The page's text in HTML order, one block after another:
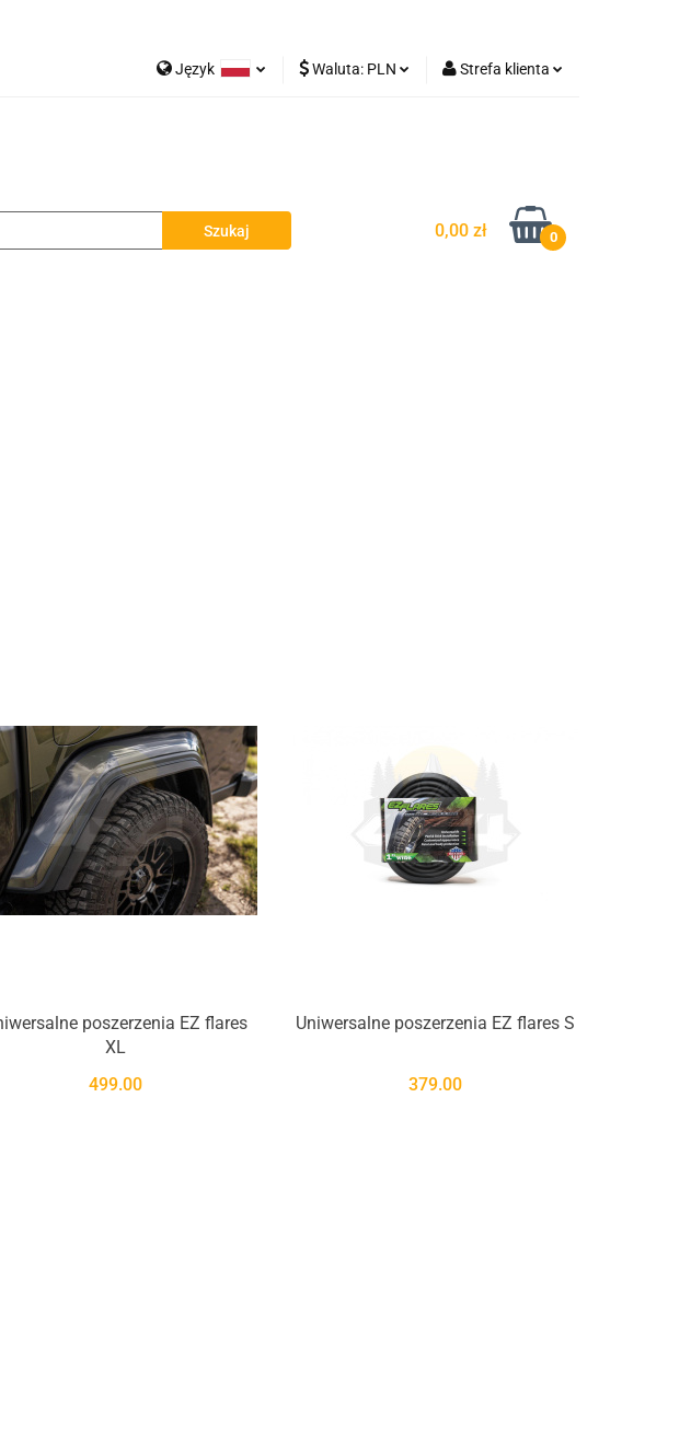
Język Waluta: PLN Strefa klienta
0,00 zł 0
poszerzenia EZ flares
XL
499.00
Uniwersalne poszerzenia EZ flares S
379.00